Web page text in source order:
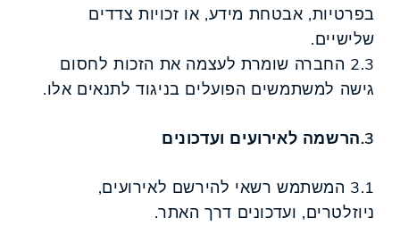
בפרטיות, אבטחת מידע, או זכויות צדדים
שלישיים.
2.3 החברה שומרת לעצמה את הזכות לחסום
גישה למשתמשים הפועלים בניגוד לתנאים אלו.
3.הרשמה לאירועים ועדכונים
3.1 המשתמש רשאי להירשם לאירועים,
ניוזלטרים, ועדכונים דרך האתר.